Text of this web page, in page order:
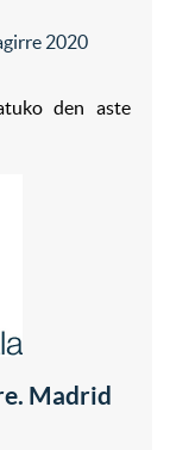
2020
den aste
Madrid